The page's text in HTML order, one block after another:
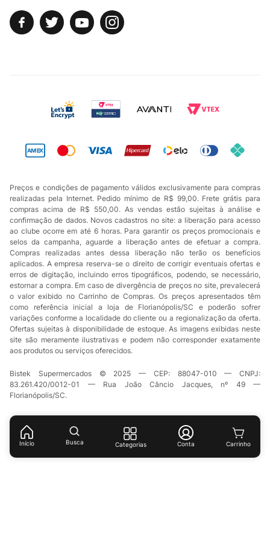
Início Busca Categorias Conta
Preços e condições de pagamento válidos exclusivamente para compras
realizadas pela Internet. Pedido mínimo de R$ 99,00. Frete grátis para
compras acima de R$ 550,00. As vendas estão sujeitas à análise e
confirmação de dados. Novos cadastros no site: a liberação para acesso
ao clube ocorre em até 6 horas. Para garantir os preços promocionais e
selos da campanha, aguarde a liberação antes de efetuar a compra.
Compras realizadas antes dessa liberação não terão os benefícios
aplicados. A empresa reserva-se o direito de corrigir eventuais ofertas e
erros de digitação, incluindo erros tipográficos, podendo, se necessário,
estornar a compra. Em caso de divergência de preços no site, prevalecerá
o valor exibido no Carrinho de Compras. Os preços apresentados têm
como referência inicial a loja de Florianópolis/SC e poderão sofrer
variações conforme a localidade do cliente ou a regionalização da oferta.
Ofertas sujeitas à disponibilidade de estoque. As imagens exibidas neste
site são meramente ilustrativas e podem não corresponder exatamente
aos produtos ou serviços oferecidos.
Bistek Supermercados © 2025 — CEP: 88047-010 — CNPJ:
83.261.420/0012-01 — Rua João Câncio Jacques, nº 49 —
Florianópolis/SC.